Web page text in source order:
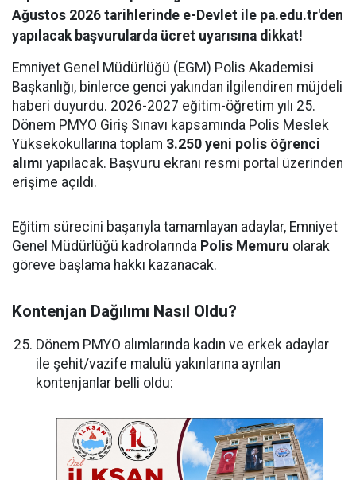
Ağustos 2026 tarihlerinde e-Devlet ile pa.edu.tr'den
yapılacak başvurularda ücret uyarısına dikkat!
Emniyet Genel Müdürlüğü (EGM) Polis Akademisi
Başkanlığı, binlerce genci yakından ilgilendiren müjdeli
haberi duyurdu. 2026-2027 eğitim-öğretim yılı 25.
Dönem PMYO Giriş Sınavı kapsamında Polis Meslek
Yüksekokullarına toplam 3.250 yeni polis öğrenci
alımı yapılacak. Başvuru ekranı resmi portal üzerinden
erişime açıldı.
Eğitim sürecini başarıyla tamamlayan adaylar, Emniyet
Genel Müdürlüğü kadrolarında Polis Memuru olarak
göreve başlama hakkı kazanacak.
Kontenjan Dağılımı Nasıl Oldu?
Dönem PMYO alımlarında kadın ve erkek adaylar
ile şehit/vazife malulü yakınlarına ayrılan
kontenjanlar belli oldu: